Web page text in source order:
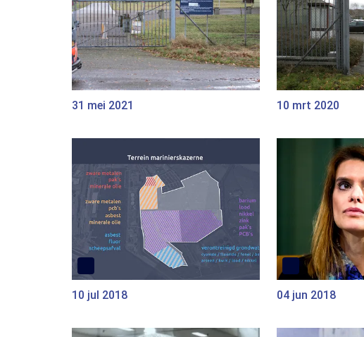
31 mei 2021 10 mrt 2020
10 jul 2018 04 jun 2018